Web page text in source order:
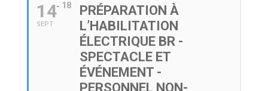
14
SEPT
18
PRÉPARATION À
L’HABILITATION
ÉLECTRIQUE BR -
SPECTACLE ET
ÉVÉNEMENT -
PERSONNEL NON-